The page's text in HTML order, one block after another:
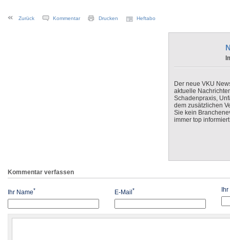
Zurück Kommentar Drucken Heftabo
Der neue VKU
aktuelle
Schadenpraxis,
dem zusätzlichen
Sie kein
immer top
Kommentar verfassen
Ihr Name* E-Mail *